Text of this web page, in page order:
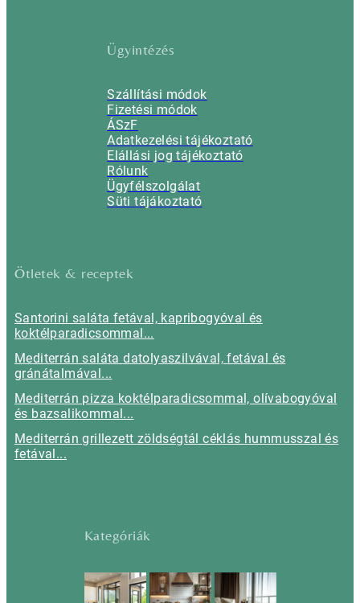
Ügyintézés
Szállítási módok
Fizetési módok
ÁSzF
Adatkezelési tájékoztató
Elállási jog tájékoztató
Rólunk
Ügyfélszolgálat
Süti tájákoztató
Ötletek & receptek
Santorini saláta fetával, kapribogyóval és
koktélparadicsommal...
Mediterrán saláta datolyaszilvával, fetával és
gránátalmával...
Mediterrán pizza koktélparadicsommal, olívabogyóval
és bazsalikommal...
Mediterrán grillezett zöldségtál céklás hummusszal és
fetával...
Kategóriák